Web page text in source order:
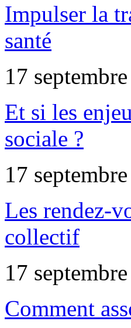
Impulser la
santé
17
Et si les
sociale ?
17
Les rendez-
collectif
17
Comment